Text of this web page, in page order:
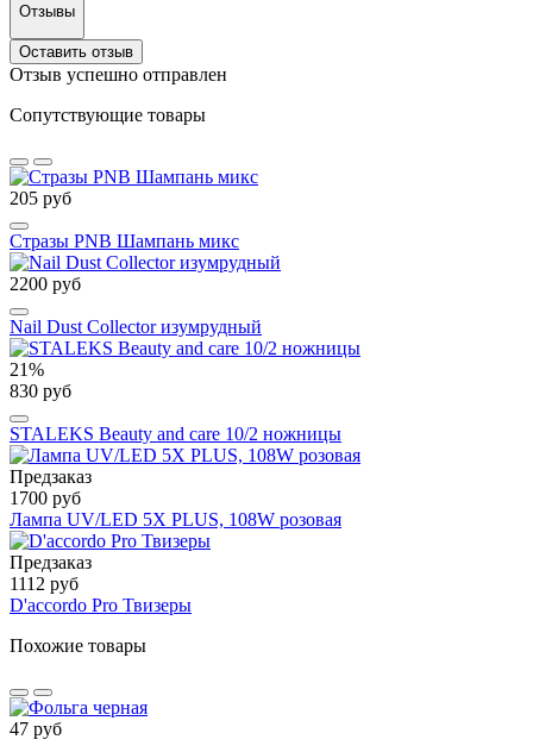
Отзывы
Оставить отзыв
Отзыв успешно отправлен
Сопутствующие товары
205 руб
Стразы PNB Шампань микс
2200 руб
Nail Dust Collector изумрудный
21%
830 руб
STALEKS Beauty and care 10/2 ножницы
Предзаказ
1700 руб
Лампа UV/LED 5X PLUS, 108W розовая
Предзаказ
1112 руб
D'accordo Pro Твизеры
Похожие товары
47 руб